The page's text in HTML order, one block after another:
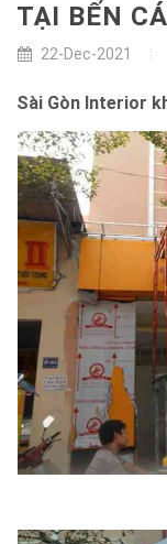
TẠI BẾN
22-Dec-2021
Sài Gòn Interior